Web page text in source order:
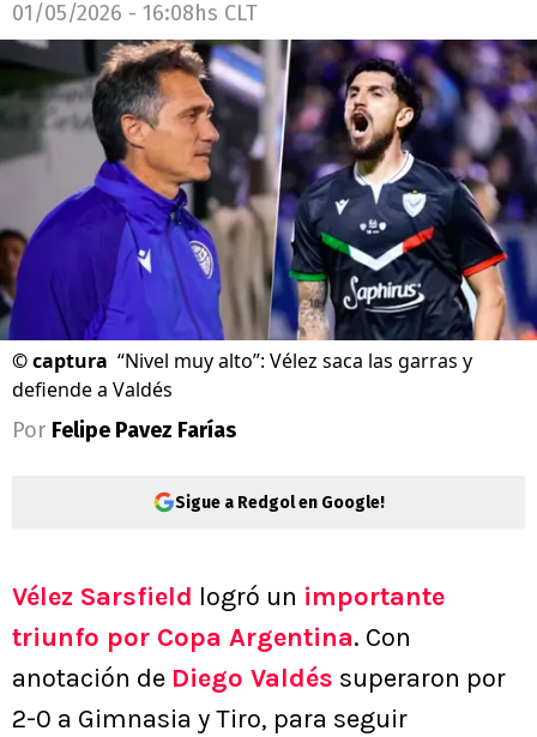
01/05/2026 - 16:08hs CLT
©captura “Nivel muy alto”: Vélez saca las garras y
defiende a Valdés
Por Felipe Pavez Farías
Sigue a Redgol en Google!
Vélez Sarsfield logró un importante
triunfo por Copa Argentina. Con
anotación de Diego Valdés superaron por
2-0 a Gimnasia y Tiro, para seguir